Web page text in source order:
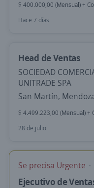
$ 400.000,00 (Mensual) +
Hace 7 días
Head de Ventas
SOCIEDAD
UNITRADE SPA
San Martín,
$ 4.499.223,00 (Mensual) +
28 de julio
Se precisa Urgente
Ejecutivo de